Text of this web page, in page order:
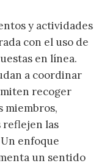
y actividades
con el uso de
en línea.
a coordinar
recoger
miembros,
reflejen las
enfoque
un sentido